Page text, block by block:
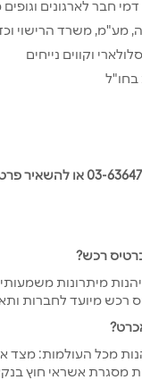
חבר לארגונים וגופים
מע"מ, משרד הרישוי
וקווים נייחים
בחו"ל
רכש?
מיתרונות
רכש מיועד לחברות
מכל העולמות: מצד
מסגרת אשראי חוץ